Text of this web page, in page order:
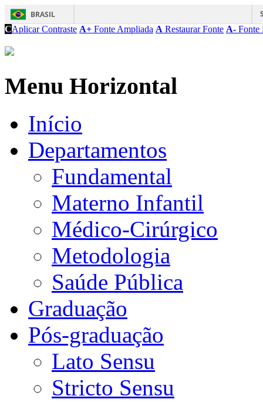
BRASIL
CAplicar Contraste A+ Fonte Ampliada A Restaurar Fonte A- Fonte
Menu Horizontal
Início
Departamentos
Fundamental
Materno Infantil
Médico-Cirúrgico
Metodologia
Saúde Pública
Graduação
Pós-graduação
Lato Sensu
Stricto Sensu